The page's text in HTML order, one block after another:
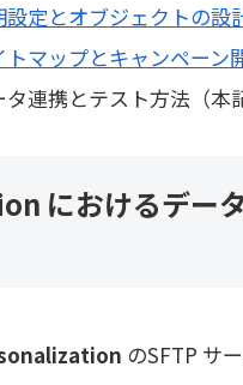
定とオブジェクトの設
マップとキャンペーン
携とテスト方法（本
におけるデー
のSFTP サ